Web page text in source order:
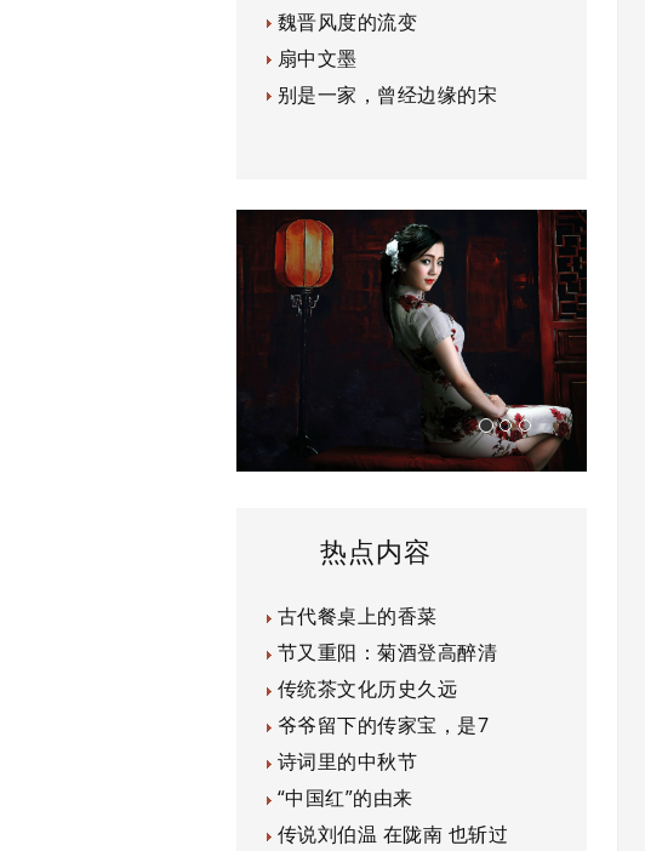
魏晋风度的流变
扇中文墨
别是一家，曾经边缘的宋
热点内容
古代餐桌上的香菜
节又重阳：菊酒登高醉清
传统茶文化历史久远
爷爷留下的传家宝，是7
诗词里的中秋节
“中国红”的由来
传说刘伯温 在陇南 也斩过